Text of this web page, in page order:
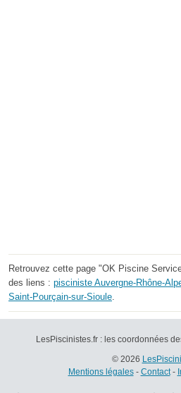
Retrouvez cette page "OK Piscine
des liens : pisciniste Auvergne-Rhône-
Saint-Pourçain-sur-Sioule.
LesPiscinistes.fr : les coordonnées
© 2026
Mentions légales- Contact-